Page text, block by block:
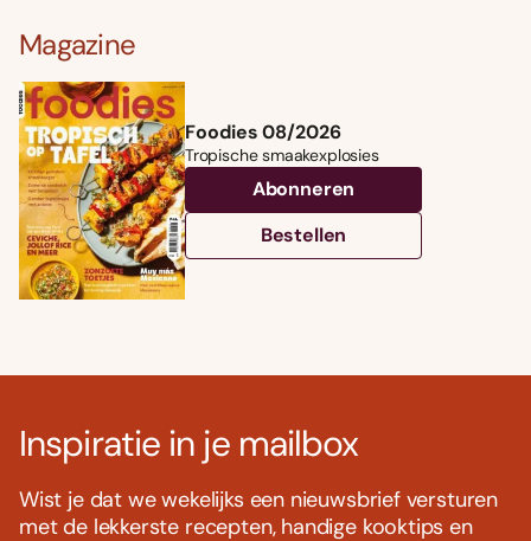
Magazine
Foodies 08/2026
Tropische smaakexplosies
Abonneren
Bestellen
Inspiratie in je mailbox
Wist je dat we wekelijks een nieuwsbrief versturen
met de lekkerste recepten, handige kooktips en